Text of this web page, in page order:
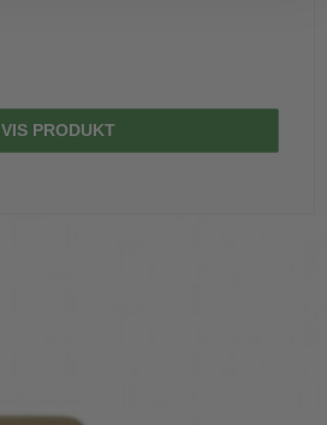
VIS PRODUKT